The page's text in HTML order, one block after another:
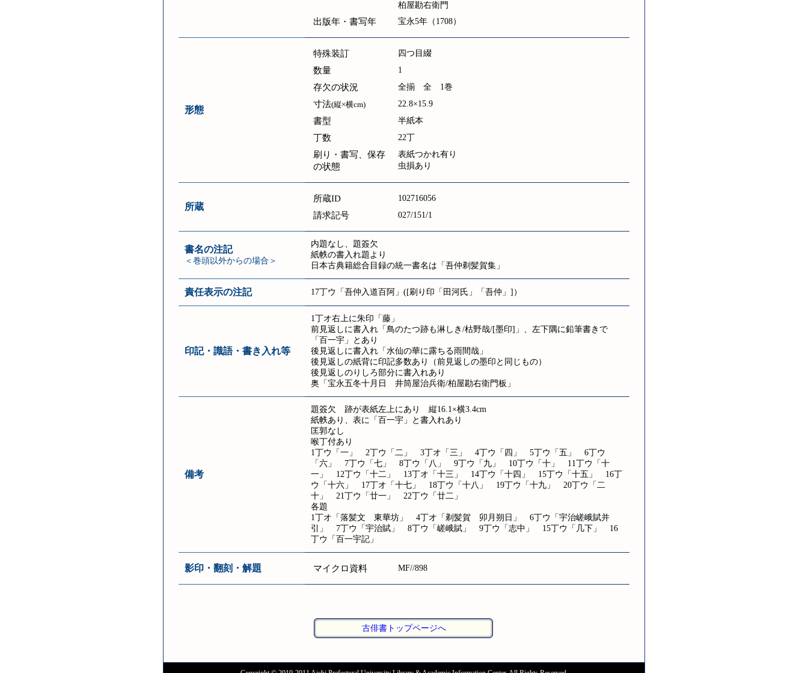
柏屋勘右衛門
出版年・書写年 宝永5年（1708）
形態
特殊装訂 四つ目綴
数量 1
存欠の状況 全揃 全 1巻
寸法(縦×横cm) 22.8×15.9
書型 半紙本
丁数 22丁
刷り・書写、保存
の状態
表紙つかれ有り
虫損あり
所蔵
所蔵ID 102716056
請求記号 027/151/1
書名の注記
＜巻頭以外からの場合＞
内題なし、題簽欠
紙帙の書入れ題より
日本古典籍総合目録の統一書名は「吾仲剃髪賀集」
責任表示の注記 17丁ウ「吾仲入道百阿」([刷り印「田河氏」「吾仲」]）
印記・識語・書き入れ等
1丁オ右上に朱印「藤」
前見返しに書入れ「鳥のたつ跡も淋しき/枯野哉/[墨印]」、左下隅に鉛筆書きで
「百一宇」とあり
後見返しに書入れ「水仙の華に露ちる雨間哉」
後見返しの紙背に印記多数あり（前見返しの墨印と同じもの）
後見返しのりしろ部分に書入れあり
奥「宝永五冬十月日 井筒屋治兵衛/柏屋勘右衛門板」
備考
題簽欠 跡が表紙左上にあり 縦16.1×横3.4cm
紙帙あり、表に「百一宇」と書入れあり
匡郭なし
喉丁付あり
1丁ウ「一」 2丁ウ「二」 3丁オ「三」 4丁ウ「四」 5丁ウ「五」 6丁ウ
「六」 7丁ウ「七」 8丁ウ「八」 9丁ウ「九」 10丁ウ「十」 11丁ウ「十
一」 12丁ウ「十二」 13丁オ「十三」 14丁ウ「十四」 15丁ウ「十五」 16丁
ウ「十六」 17丁オ「十七」 18丁ウ「十八」 19丁ウ「十九」 20丁ウ「二
十」 21丁ウ「廿一」 22丁ウ「廿二」
各題
1丁オ「落髪文 東華坊」 4丁オ「剃髪賀 卯月朔日」 6丁ウ「宇治嵯峨賦并
引」 7丁ウ「宇治賦」 8丁ウ「嵯峨賦」 9丁ウ「志中」 15丁ウ「几下」 16
丁ウ「百一宇記」
影印・翻刻・解題 マイクロ資料 MF//898
古俳書トップページへ